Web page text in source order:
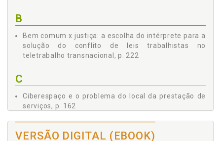
3 A ANÁLISE DO CONTEXTO DA RELAÇÃO JURÍDICA
TRABALHISTA POR MEIO DA ADOÇÃO DO
CONSEQUENCIALISMO PELO INTÉRPRETE COMO FORMA DE
SOLUÇÃO DOS CONFLITOS DE LEIS NO TELETRABALHO
3.1.1 O Consequencialismo e a Tomada de Decisão:
um Olhar para o Direito e a Economia (Law and
Economics), p. 172
3.1.2 Consequencialismo: a Análise do Contexto
B
Bem comum x justiça: a escolha do intérprete para a
solução do conflito de leis trabalhistas no
teletrabalho transnacional, p. 222
C
Ciberespaço e o problema do local da prestação de
serviços, p. 162
de trabalho, p. 154
VERSÃO DIGITAL (EBOOK)